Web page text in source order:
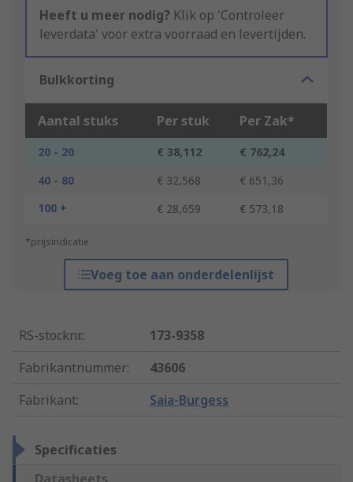
Heeft u meer nodig? Klik op 'Controleer
leverdata' voor extra voorraad en levertijden.
Bulkkorting
Aantal stuks Per stuk Per Zak*
20 - 20 € 38,112
€ 762,24
40 - 80
€ 32,568
€ 651,36
100 +
€ 28,659 € 573,18
*prijsindicatie
Voeg toe aan onderdelenlijst
RS-stocknr.:
173-9358
Fabrikantnummer:
43606
Fabrikant: Saia-Burgess
Specificaties